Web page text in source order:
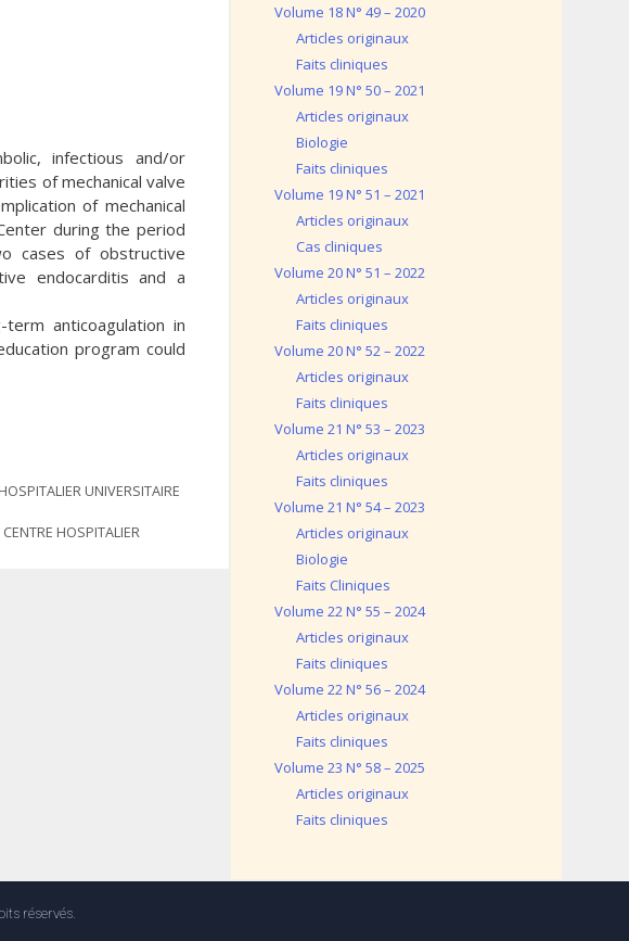
infectious and/or
of mechanical valve
of mechanical
during the period
cases of obstructive
endocarditis and a
anticoagulation in
program could
UNIVERSITAIRE
HOSPITALIER
Volume 18 N° 49 – 2020
Articles originaux
Faits cliniques
Volume 19 N° 50 – 2021
Articles originaux
Biologie
Faits cliniques
Volume 19 N° 51 – 2021
Articles originaux
Cas cliniques
Volume 20 N° 51 – 2022
Articles originaux
Faits cliniques
Volume 20 N° 52 – 2022
Articles originaux
Faits cliniques
Volume 21 N° 53 – 2023
Articles originaux
Faits cliniques
Volume 21 N° 54 – 2023
Articles originaux
Biologie
Faits Cliniques
Volume 22 N° 55 – 2024
Articles originaux
Faits cliniques
Volume 22 N° 56 – 2024
Articles originaux
Faits cliniques
Volume 23 N° 58 – 2025
Articles originaux
Faits cliniques
réservés.